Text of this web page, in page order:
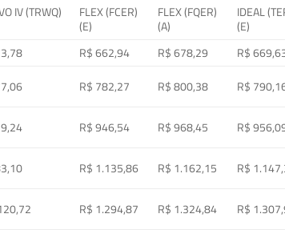
IV (TRWQ)
FLEX (FCER)
(E)
FLEX (FQER)
(A)
IDEAL
(E)
R$ 662,94 R$ 678,29 R$
R$ 782,27 R$ 800,38 R$
R$ 946,54 R$ 968,45 R$
R$ 1.135,86 R$ 1.162,15 R$
R$ 1.294,87 R$ 1.324,84 R$